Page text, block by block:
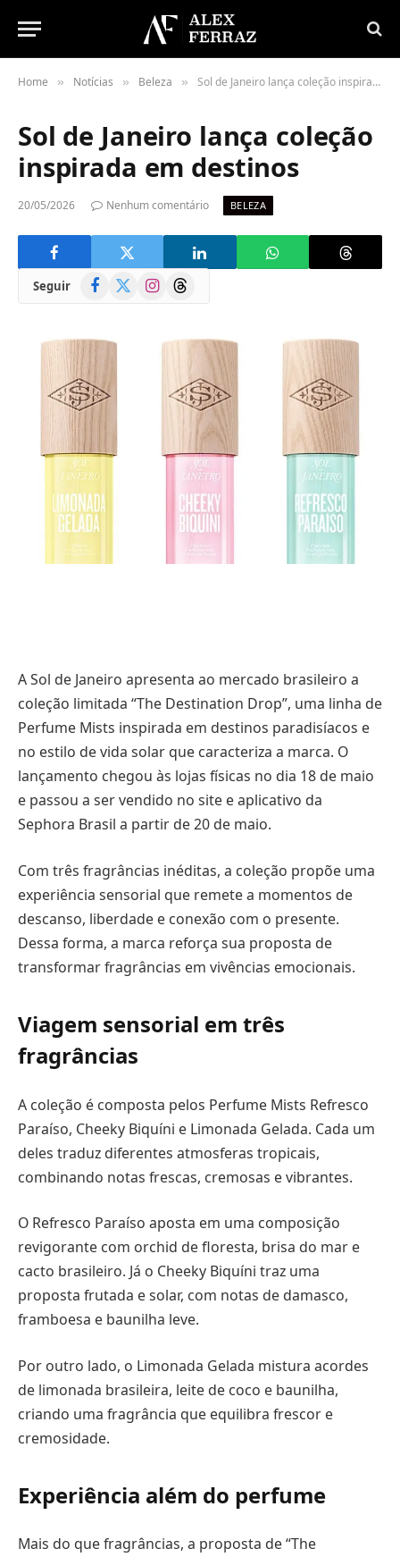
Home » Notícias » Beleza » Sol de Janeiro lança coleção inspirada em destinos
Sol de Janeiro lança coleção
inspirada em destinos
20/05/2026 Nenhum comentário BELEZA
Seguir Facebook
(Twitter)
InstagramThreads
A Sol de Janeiro apresenta ao mercado brasileiro a
coleção limitada “The Destination Drop”, uma linha de
Perfume Mists inspirada em destinos paradisíacos e
no estilo de vida solar que caracteriza a marca. O
lançamento chegou às lojas físicas no dia 18 de maio
e passou a ser vendido no site e aplicativo da
Sephora Brasil a partir de 20 de maio.
Com três fragrâncias inéditas, a coleção propõe uma
experiência sensorial que remete a momentos de
descanso, liberdade e conexão com o presente.
Dessa forma, a marca reforça sua proposta de
transformar fragrâncias em vivências emocionais.
Viagem sensorial em três
fragrâncias
A coleção é composta pelos Perfume Mists Refresco
Paraíso, Cheeky Biquíni e Limonada Gelada. Cada um
deles traduz diferentes atmosferas tropicais,
combinando notas frescas, cremosas e vibrantes.
O Refresco Paraíso aposta em uma composição
revigorante com orchid de floresta, brisa do mar e
cacto brasileiro. Já o Cheeky Biquíni traz uma
proposta frutada e solar, com notas de damasco,
framboesa e baunilha leve.
Por outro lado, o Limonada Gelada mistura acordes
de limonada brasileira, leite de coco e baunilha,
criando uma fragrância que equilibra frescor e
cremosidade.
Experiência além do perfume
Mais do que fragrâncias, a proposta de “The